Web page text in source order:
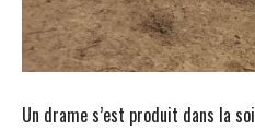
Un drame s’est produit dans la